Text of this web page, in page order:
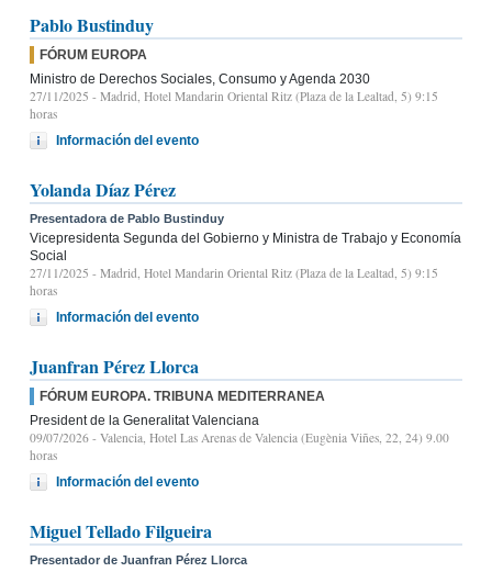
Pablo Bustinduy
FÓRUM EUROPA
Ministro de Derechos Sociales, Consumo y Agenda 2030
27/11/2025 - Madrid, Hotel Mandarin Oriental Ritz (Plaza de la Lealtad, 5) 9:15
horas
Información del evento
Yolanda Díaz Pérez
Presentadora de Pablo Bustinduy
Vicepresidenta Segunda del Gobierno y Ministra de Trabajo y Economía
Social
27/11/2025 - Madrid, Hotel Mandarin Oriental Ritz (Plaza de la Lealtad, 5) 9:15
horas
Información del evento
Juanfran Pérez Llorca
FÓRUM EUROPA. TRIBUNA MEDITERRANEA
President de la Generalitat Valenciana
09/07/2026 - Valencia, Hotel Las Arenas de Valencia (Eugènia Viñes, 22, 24) 9.00
horas
Información del evento
Miguel Tellado Filgueira
Presentador de Juanfran Pérez Llorca